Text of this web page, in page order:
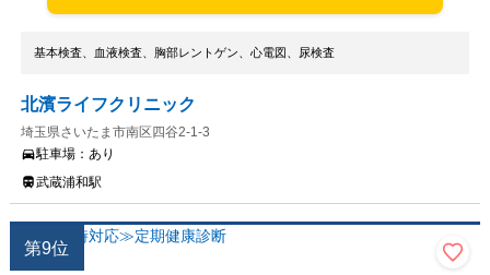
基本検査、血液検査、胸部レントゲン、心電図、尿検査
北濱ライフクリニック
埼玉県さいたま市南区四谷2-1-3
駐車場： あり
武蔵浦和駅
第9位